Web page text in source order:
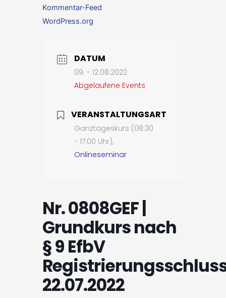
Kommentar-Feed
WordPress.org
DATUM
09. - 12.08.2022
Abgelaufene Events
VERANSTALTUNGSART
Ganztageskurs (08:30
- 17:00 Uhr),
Onlineseminar
Nr. 0808GEF |
Grundkurs nach
§ 9 EfbV
22.07.2022